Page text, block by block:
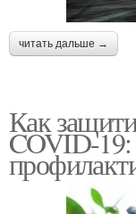
читать дальше →
Как
COVID-19: